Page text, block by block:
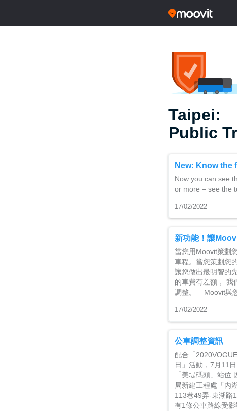
Taipei:
Public
New: Know the
Now you can see
or more – see the
17/02/2022
新功能！讓
當您用Moovit策劃
車程。當您策劃您
讓您做出最明智的
的車費有差額， 我
調整。 Moovit與
17/02/2022
公車調整資訊
配合「
日」活動，7月11
「美堤碼頭」站
局新建工程處「內
113巷49弄-東湖路
有1條公車路線受